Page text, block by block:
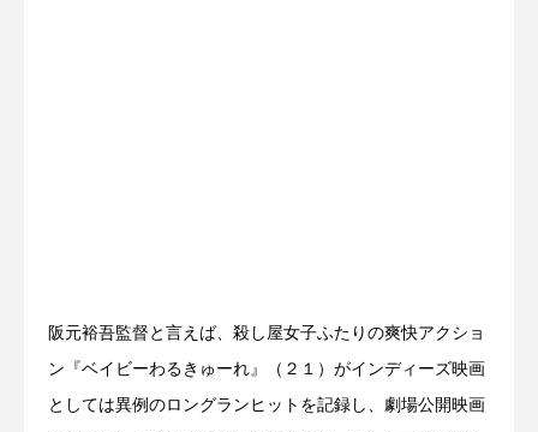
阪元裕吾監督と言えば、殺し屋女子ふたりの爽快アクショ
ン『ベイビーわるきゅーれ』（２１）がインディーズ映画
としては異例のロングランヒットを記録し、劇場公開映画